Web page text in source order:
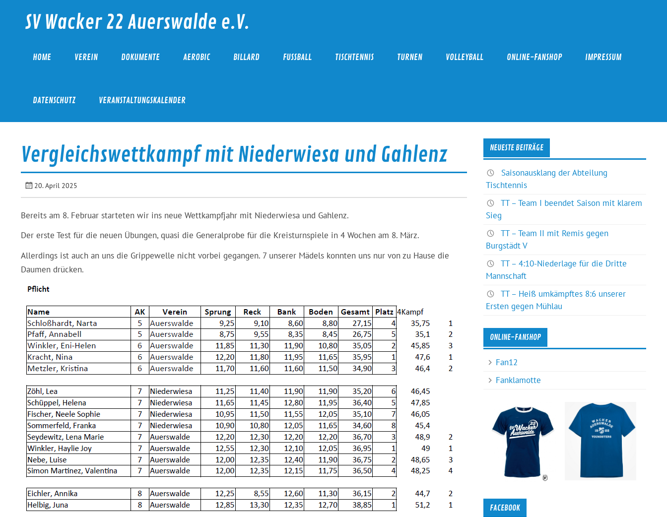
contentSV Wacker 22 Auerswalde e.V.
HOME VEREIN DOKUMENTE AEROBIC BILLARD FUSSBALL TISCHTENNIS TURNEN VOLLEYBALL ONLINE-FANSHOP IMPRESSUM
DATENSCHUTZ VERANSTALTUNGSKALENDER
Vergleichswettkampf mit Niederwiesa und Gahlenz
20. April 2025
Bereits am 8. Februar starteten wir ins neue Wettkampfjahr mit Niederwiesa und Gahlenz.
Der erste Test für die neuen Übungen, quasi die Generalprobe für die Kreisturnspiele in 4 Wochen am 8. März.
Allerdings ist auch an uns die Grippewelle nicht vorbei gegangen. 7 unserer Mädels konnten uns nur von zu Hause die
Daumen drücken.
NEUESTE BEITRÄGE
Saisonausklang der Abteilung
Tischtennis
TT – Team I beendet Saison mit klarem
Sieg
TT – Team II mit Remis gegen
Burgstädt V
TT – 4:10-Niederlage für die Dritte
Mannschaft
TT – Heiß umkämpftes 8:6 unserer
Ersten gegen Mühlau
ONLINE-FANSHOP
Fan12
Fanklamotte
FACEBOOK